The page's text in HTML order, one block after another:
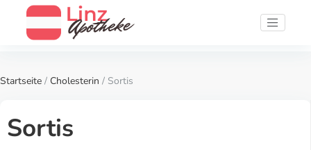
Startseite / Cholesterin / Sortis
Sortis